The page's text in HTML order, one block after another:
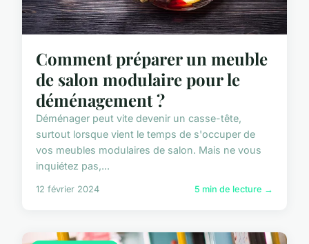
Comment préparer un meuble
de salon modulaire pour le
déménagement ?
Déménager peut vite devenir un casse-tête,
surtout lorsque vient le temps de s'occuper de
vos meubles modulaires de salon. Mais ne vous
inquiétez pas,...
12 février 2024 5 min de lecture →